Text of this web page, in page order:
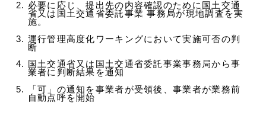
必要に応じ、提出先の内容確認のために国土交通
省又は国土交通省委託事業 事務局が現地調査を実
施。
運行管理高度化ワーキングにおいて実施可否の判
断
国土交通省又は国土交通省委託事業事務局から事
業者に判断結果を通知
「可」の通知を事業者が受領後、事業者が業務前
自動点呼を開始